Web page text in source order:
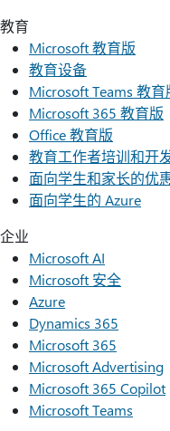
教育
Microsoft 教育版
教育设备
Microsoft Teams 教育
Microsoft 365 教育版
Office 教育版
教育工作者培训和开
面向学生和家长的优
面向学生的 Azure
企业
Microsoft AI
Microsoft 安全
Azure
Dynamics 365
Microsoft 365
Microsoft Advertising
Microsoft 365 Copilot
Microsoft Teams